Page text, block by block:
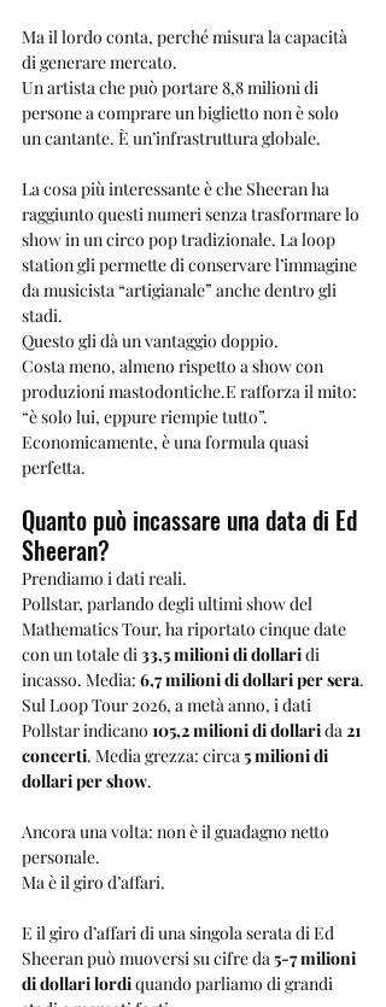
Ma il lordo conta, perché misura la capacità
di generare mercato.
Un artista che può portare 8,8 milioni di
persone a comprare un biglietto non è solo
un cantante. È un’infrastruttura globale.
La cosa più interessante è che Sheeran ha
raggiunto questi numeri senza trasformare lo
show in un circo pop tradizionale. La loop
station gli permette di conservare l’immagine
da musicista “artigianale” anche dentro gli
stadi.
Questo gli dà un vantaggio doppio.
Costa meno, almeno rispetto a show con
produzioni mastodontiche.E rafforza il mito:
“è solo lui, eppure riempie tutto”.
Economicamente, è una formula quasi
perfetta.
Quanto può incassare una data di Ed
Sheeran?
Prendiamo i dati reali.
Pollstar, parlando degli ultimi show del
Mathematics Tour, ha riportato cinque date
con un totale di 33,5 milioni di dollari di
incasso. Media: 6,7 milioni di dollari per sera.
Sul Loop Tour 2026, a metà anno, i dati
Pollstar indicano 105,2 milioni di dollari da 21
concerti. Media grezza: circa 5 milioni di
dollari per show.
Ancora una volta: non è il guadagno netto
personale.
Ma è il giro d’affari.
E il giro d’affari di una singola serata di Ed
Sheeran può muoversi su cifre da 5-7 milioni
di dollari lordi quando parliamo di grandi